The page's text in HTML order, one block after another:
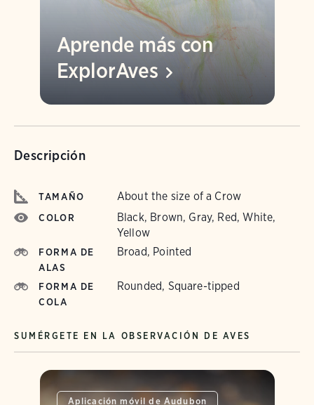
Aprende más con
ExplorAves
Descripción
TAMAÑO About the size of a Crow
COLOR
Black, Brown, Gray, Red, White,
Yellow
FORMA DE
ALAS
Broad, Pointed
FORMA DE
COLA
Rounded, Square-tipped
SUMÉRGETE EN LA OBSERVACIÓN DE AVES
Aplicación móvil de Audubon